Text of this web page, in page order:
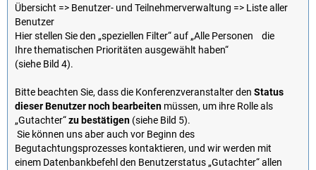
Übersicht => Benutzer- und Teilnehmerverwaltung => Liste aller
Benutzer
Hier stellen Sie den „speziellen Filter“ auf „Alle Personen die
Ihre thematischen Prioritäten ausgewählt haben“
(siehe Bild 4).
Bitte beachten Sie, dass die Konferenzveranstalter den Status
dieser Benutzer noch bearbeiten müssen, um ihre Rolle als
„Gutachter“zu bestätigen (siehe Bild 5).
Sie können uns aber auch vor Beginn des
Begutachtungsprozesses kontaktieren, und wir werden mit
einem Datenbankbefehl den Benutzerstatus „Gutachter“ allen